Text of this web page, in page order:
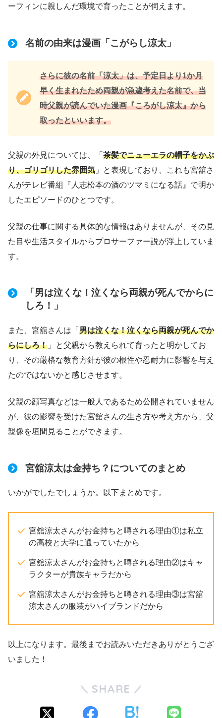
ーフィンに親しんだ環境で育ったことが伺えます。
名前の由来は漫画「こがらし涼太」
さらに彼の名前「涼太」は、予定日より1か月
早く生まれたため両親が急遽考えた名前で、当
時父親が読んでいた漫画『ころがし涼太』から
取ったといいます。
父親の外見については、「 茶髪でニューエラの帽子をかぶ
り、ゴリゴリした雰囲気 」と表現しており、これも宮舘さ
んがテレビ番組『人志松本の酒のツマミになる話』で明か
したエピソードのひとつです。
父親の仕事に関する具体的な情報はありませんが、その見
た目や生活スタイルからプロサーファー説が浮上していま
す。
「男は泣くな！泣くなら両親が死んでからに
しろ！」
また、宮舘さんは「 男は泣くな！泣くなら両親が死んでか
らにしろ！ 」と父親から教えられて育ったと明かしてお
り、その厳格な教育方針が彼の根性や忍耐力に影響を与え
たのではないかと感じさせます。
父親の顔写真などは一般人であるため公開されていません
が、彼の影響を受けた宮舘さんの生き方や考え方から、父
親像を垣間見ることができます。
宮舘涼太は金持ち？についてのまとめ
いかがでしたでしょうか。以下まとめです。
宮舘涼太さんがお金持ちと噂される理由①は私立
の高校と大学に通っていたから
宮舘涼太さんがお金持ちと噂される理由②はキャ
ラクターが貴族キャラだから
宮舘涼太さんがお金持ちと噂される理由③は宮舘
涼太さんの服装がハイブランドだから
以上になります。最後までお読みいただきありがとうござ
いました！
SHARE